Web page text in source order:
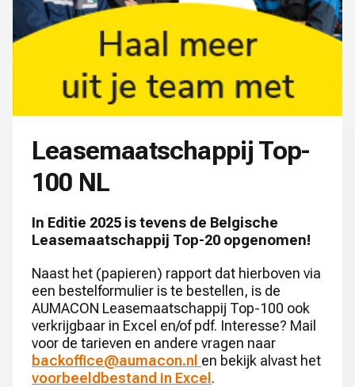
Leasemaatschappij Top-
100 NL
In Editie 2025 is tevens de Belgische
Leasemaatschappij Top-20 opgenomen!
Naast het (papieren) rapport dat hierboven via
een bestelformulier is te bestellen, is de
AUMACON Leasemaatschappij Top-100 ook
verkrijgbaar in Excel en/of pdf. Interesse? Mail
voor de tarieven en andere vragen naar
backoffice@aumacon.nl en bekijk alvast het
voorbeeldbestand in Excel .